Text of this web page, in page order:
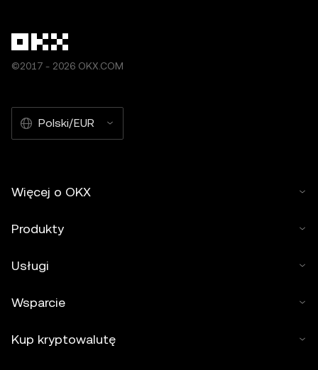
©2017 - 2026 OKX.COM
Polski/EUR
Więcej o OKX
Produkty
Usługi
Wsparcie
Kup kryptowalutę